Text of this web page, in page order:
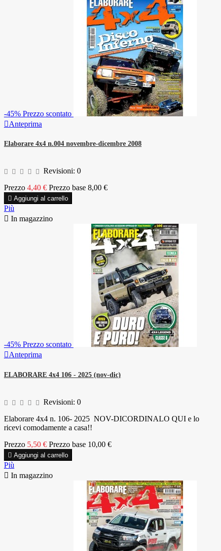
-45% Prezzo scontato
Anteprima
Elaborare 4x4 n.004 novembre-dicembre 2008
Revisioni: 0
Prezzo 4,40 € Prezzo base 8,00 €
 Aggiungi al carrello
Più
 In magazzino
-45% Prezzo scontato
Anteprima
ELABORARE 4x4 106 - 2025 (nov-dic)
Revisioni: 0
Elaborare 4x4 n. 106- 2025 NOV-DICORDINALO QUI e lo
ricevi comodamente a casa!!
Prezzo 5,50 € Prezzo base 10,00 €
 Aggiungi al carrello
Più
 In magazzino